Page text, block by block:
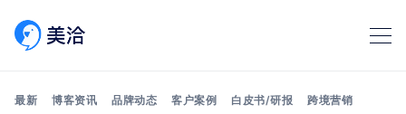
最新 博客资讯 品牌动态 客户案例 白皮书/研报 跨境营销